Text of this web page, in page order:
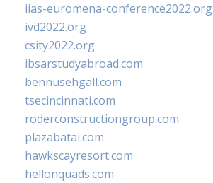
iias-euromena-conference2022.org
ivd2022.org
csity2022.org
ibsarstudyabroad.com
bennusehgall.com
tsecincinnati.com
roderconstructiongroup.com
plazabatai.com
hawkscayresort.com
hellonquads.com